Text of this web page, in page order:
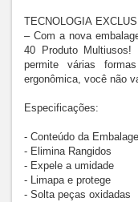
TECNOLOGIA
– Com a nova
40 Produto Multiusos!
permite várias
ergonômica, você não
Especificações:
- Conteúdo da
- Elimina Rangidos
- Expele a umidade
- Limapa e protege
- Solta peças oxidadas